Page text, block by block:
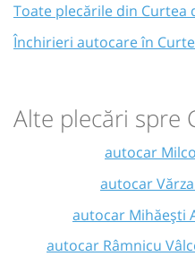
Toate plecările din Curtea
Închirieri autocare în
Alte plecări spre
autocar
autocar
autocar Mihăești
autocar Râmnicu